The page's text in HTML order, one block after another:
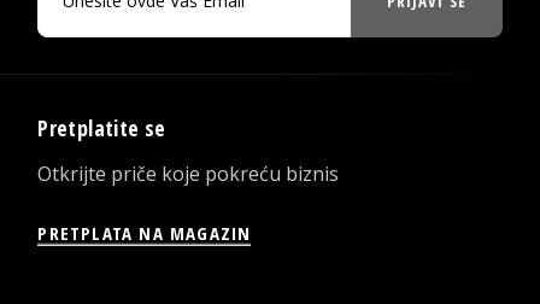
Pretplatite se
Otkrijte priče koje pokreću biznis
PRETPLATA NA MAGAZIN